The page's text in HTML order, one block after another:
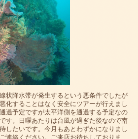
状降水帯が発生するという悪条件でしたが
化することはなく安全にツアーが行えまし
過予定ですが太平洋側を通過する予定なの
す。日曜あたりは台風が過ぎた後なので南
したいです。今月もあとわずかになりまし
連絡ください。ご来店お待ちしておりま